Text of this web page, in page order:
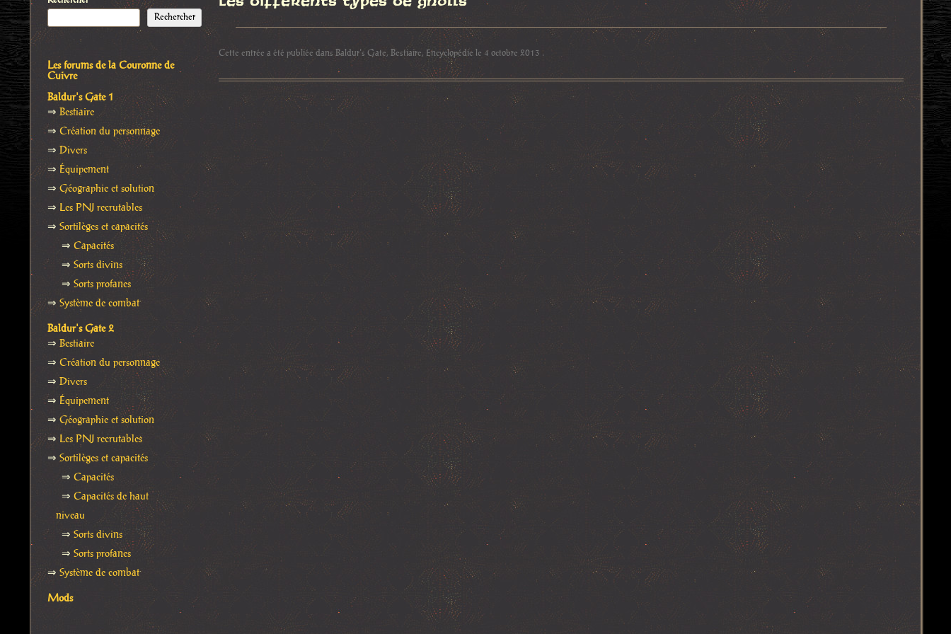
Cette entrée a été publiée dans Baldur's Gate, Bestiaire, Encyclopédie le 4 octobre 2013 .
Rechercher
Les forums de la Couronne de
Cuivre
Baldur's Gate 1
⇒Bestiaire
⇒Création du personnage
⇒Divers
⇒ Équipement
⇒Géographie et solution
⇒ Les PNJ recrutables
⇒Sortilèges et capacités
⇒Capacités
⇒Sorts divins
⇒Sorts profanes
⇒Système de combat
Baldur's Gate 2
⇒Bestiaire
⇒Création du personnage
⇒Divers
⇒ Équipement
⇒Géographie et solution
⇒ Les PNJ recrutables
⇒Sortilèges et capacités
⇒Capacités
⇒Capacités de haut
niveau
⇒Sorts divins
⇒Sorts profanes
⇒Système de combat
Mods